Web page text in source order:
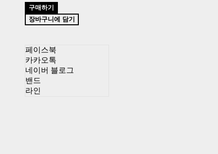
구매하기
장바구니에 담기
페이스북
카카오톡
네이버 블로그
밴드
라인